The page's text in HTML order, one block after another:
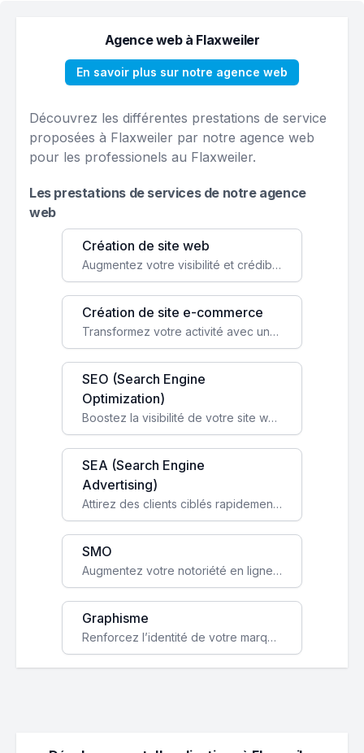
Agence web à Flaxweiler
En savoir plus sur notre agence web
Découvrez les différentes prestations de service
proposées à Flaxweiler par notre agence web
pour les professionels au Flaxweiler.
Les prestations de services de notre agence
web
Création de site web
Augmentez votre visibilité et crédibilité en ligne avec un site web performant, conçu pour attirer plus de clients.
Création de site e-commerce
Transformez votre activité avec une boutique en ligne, accessible à l'échelle mondiale 24/7.
SEO (Search Engine
Optimization)
Boostez la visibilité de votre site web sur Google et attirez du trafic qualifié grâce à nos stratégies SEO.
SEA (Search Engine
Advertising)
Attirez des clients ciblés rapidement avec des campagnes publicitaires payantes optimisées pour vos objectifs.
SMO
Augmentez votre notoriété en ligne et stimulez la croissance de votre entreprise grâce à une stratégie sociale sur mesure.
Graphisme
Renforcez l’identité de votre marque avec un design unique qui capte l’attention et engage vos clients.